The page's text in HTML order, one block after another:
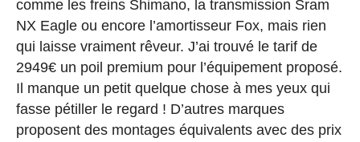
comme les freins Shimano, la transmission Sram
NX Eagle ou encore l’amortisseur Fox, mais rien
qui laisse vraiment rêveur. J’ai trouvé le tarif de
2949€ un poil premium pour l’équipement proposé.
Il manque un petit quelque chose à mes yeux qui
fasse pétiller le regard ! D’autres marques
proposent des montages équivalents avec des prix